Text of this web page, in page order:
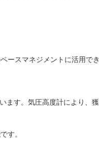
ースマネジメントに活用でき
す。気圧高度計により、獲
す。